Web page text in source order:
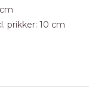
prikker: 10 cm